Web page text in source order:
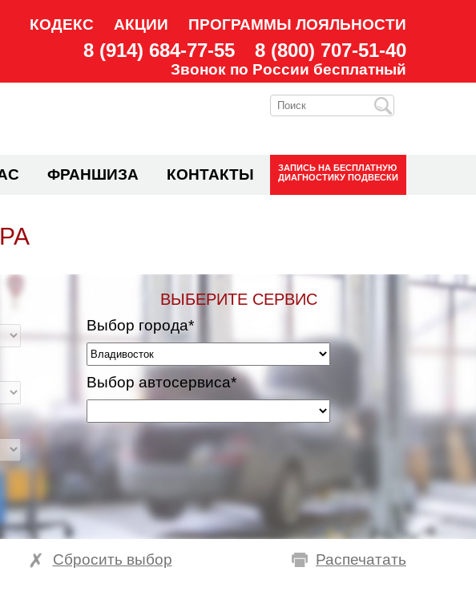
КОДЕКС АКЦИИ ПРОГРАММЫ ЛОЯЛЬНОСТИ
8 (914) 684-77-55 8 (800) 707-51-40
Звонок по России бесплатный
ФРАНШИЗА КОНТАКТЫ ЗАПИСЬ НА БЕСПЛАТНУЮ
ДИАГНОСТИКУ ПОДВЕСКИ
ВЫБЕРИТЕ СЕРВИС
Выбор города*
Выбор автосервиса*
Распечатать
Сбросить выбор